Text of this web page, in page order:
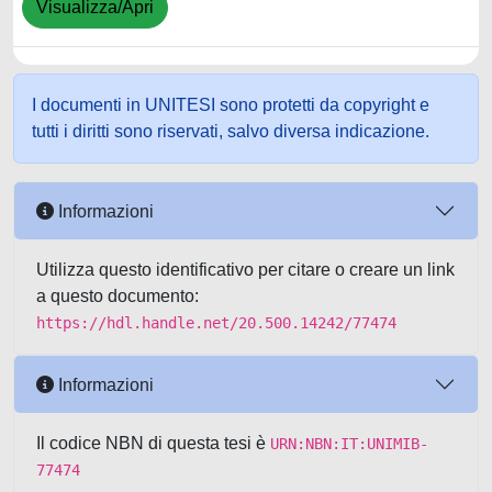
Visualizza/Apri
I documenti in UNITESI sono protetti da copyright e
tutti i diritti sono riservati, salvo diversa indicazione.
Informazioni
Utilizza questo identificativo per citare o creare un link
a questo documento:
https://hdl.handle.net/20.500.14242/77474
Informazioni
Il codice NBN di questa tesi è URN:NBN:IT:UNIMIB-
77474